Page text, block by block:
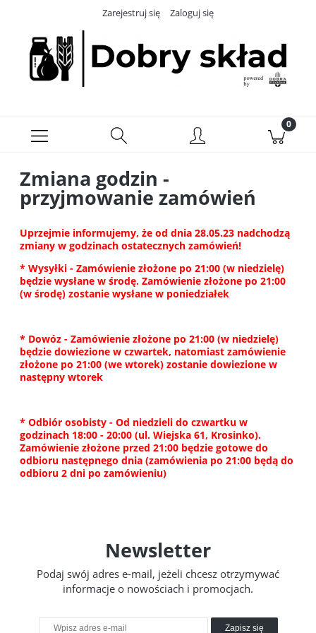
Zarejestruj się Zaloguj się
Zmiana godzin -
przyjmowanie zamówień
Uprzejmie informujemy, że od dnia 28.05.23 nadchodzą
zmiany w godzinach ostatecznych zamówień!
* Wysyłki - Zamówienie złożone po 21:00 (w niedzielę)
będzie wysłane w środę. Zamówienie złożone po 21:00
(w środę) zostanie wysłane w poniedziałek
* Dowóz - Zamówienie złożone po 21:00 (w niedzielę)
będzie dowiezione w czwartek, natomiast zamówienie
złożone po 21:00 (we wtorek) zostanie dowiezione w
następny wtorek
* Odbiór osobisty - Od niedzieli do czwartku w
godzinach 18:00 - 20:00 (ul. Wiejska 61, Krosinko).
Zamówienie złożone przed 21:00 będzie gotowe do
odbioru następnego dnia (zamówienia po 21:00 będą do
odbioru 2 dni po zamówieniu)
Newsletter
Podaj swój adres e-mail, jeżeli chcesz otrzymywać
informacje o nowościach i promocjach.
Zapisz się